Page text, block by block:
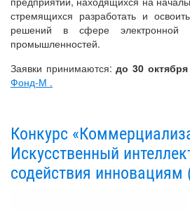
стремящихся разработать и
решений в сфере электронной
промышленностей.
Заявки принимаются:до 30 октября
Фонд-М .
Конкурс
Искусственный
содействия инновациям